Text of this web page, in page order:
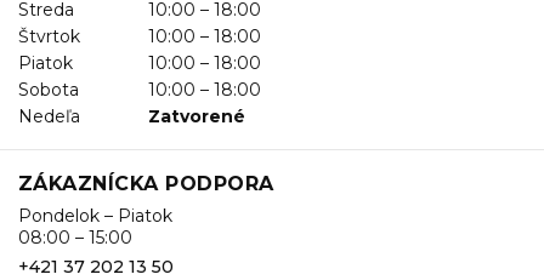
Streda
10:00 – 18:00
Štvrtok
10:00 – 18:00
Piatok
10:00 – 18:00
Sobota
10:00 – 18:00
Nedeľa
Zatvorené
ZÁKAZNÍCKA PODPORA
Pondelok – Piatok
08:00 – 15:00
+421 37 202 13 50